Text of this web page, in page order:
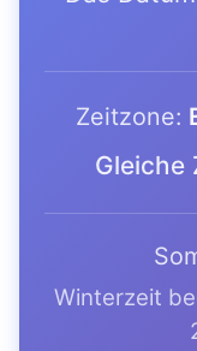
Zeitzone:
Gleiche
Winterzeit